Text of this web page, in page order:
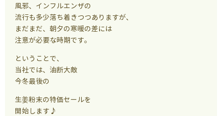
風邪、インフルエンザの
流行も多少落ち着きつつありますが、
まだまだ、朝夕の寒暖の差には
注意が必要な時期です。
ということで、
当社では、油断大敵
今冬最後の
生姜粉末の特価セールを
開始します♪